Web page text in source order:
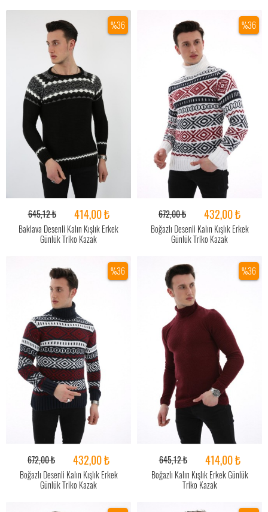
%36
645,12 ₺ 414,00 ₺
Baklava Desenli Kalın Kışlık Erkek
Günlük Triko Kazak
%36
672,00 ₺ 432,00 ₺
Boğazlı Desenli Kalın Kışlık Erkek
Günlük Triko Kazak
%36
672,00 ₺ 432,00 ₺
Boğazlı Desenli Kalın Kışlık Erkek
Günlük Triko Kazak
%36
645,12 ₺ 414,00 ₺
Boğazlı Kalın Kışlık Erkek Günlük
Triko Kazak